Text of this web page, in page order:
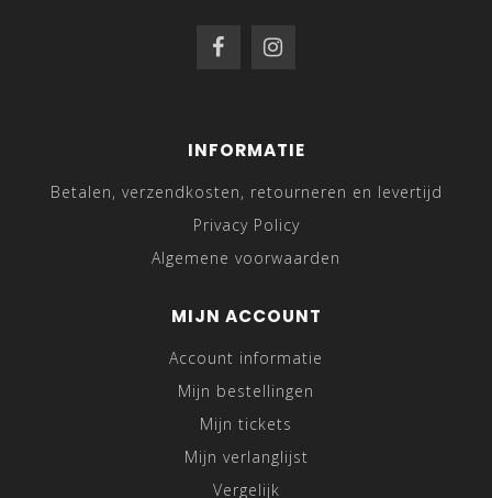
INFORMATIE
Betalen, verzendkosten, retourneren en levertijd
Privacy Policy
Algemene voorwaarden
MIJN ACCOUNT
Account informatie
Mijn bestellingen
Mijn tickets
Mijn verlanglijst
Vergelijk